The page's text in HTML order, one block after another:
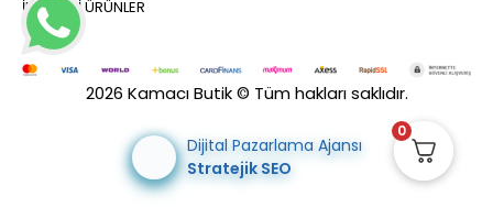
İNDİRİMLİ ÜRÜNLER
2026 Kamacı Butik © Tüm hakları saklıdır.
Dijital Pazarlama Ajansı
Stratejik SEO
0